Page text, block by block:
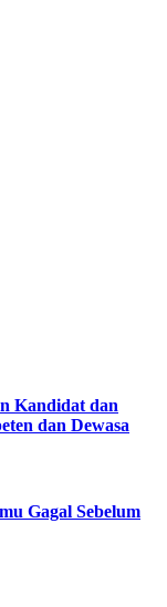
Kandidat dan
dan Dewasa
Gagal Sebelum